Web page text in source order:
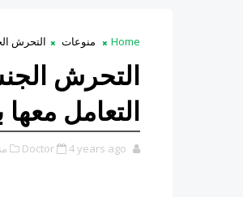
Home منوعات التحرش
التحرش
التعامل
Doctor 4 years ago